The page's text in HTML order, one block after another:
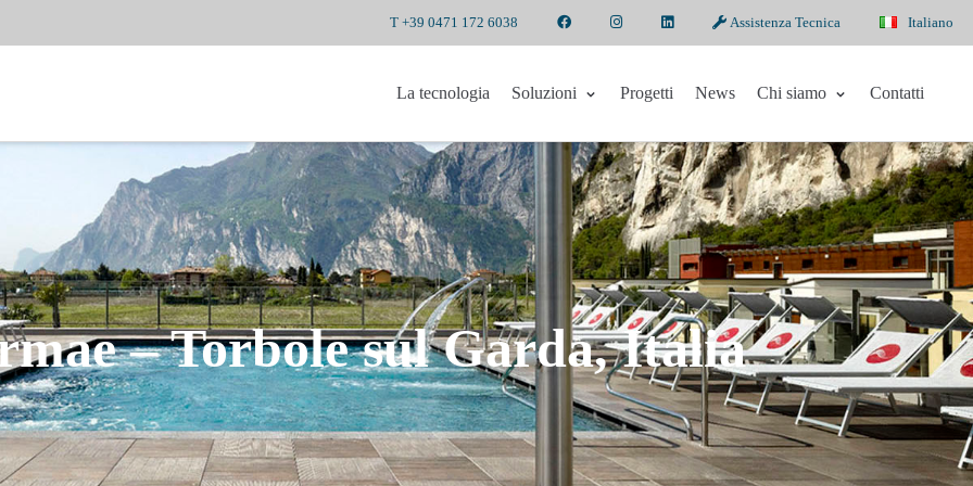
T +39 0471 172 6038 Assistenza Tecnica Italiano
La tecnologia Soluzioni Progetti News Chi siamo Contatti
– Torbole sul Garda, Italia